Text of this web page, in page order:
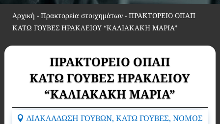
Αρχική - Πρακτορεία στοιχημάτων- ΠΡΑΚΤΟΡΕΙΟ ΟΠΑΠ
ΚΑΤΩ ΓΟΥΒΕΣ ΗΡΑΚΛΕΙΟΥ “ΚΑΛΙΑΚΑΚΗ ΜΑΡΙΑ”
ΠΡΑΚΤΟΡΕΙΟ ΟΠΑΠ
ΚΑΤΩ ΓΟΥΒΕΣ ΗΡΑΚΛΕΙΟΥ
“ΚΑΛΙΑΚΑΚΗ ΜΑΡΙΑ”
ΔΙΑΚΛΑΔΩΣΗ ΓΟΥΒΩΝ, ΚΑΤΩ ΓΟΥΒΕΣ, ΝΟΜΟΣ